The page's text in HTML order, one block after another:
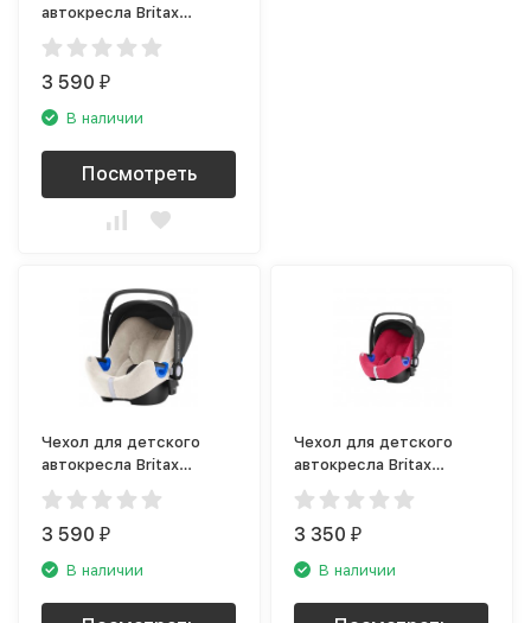
автокресла Britax
Roemer Kidfix SL (SICT),
бежевый
3 590₽
В наличии
Посмотреть
Чехол для детского
автокресла Britax
Roemer Baby-Safe i-Size,
бежевый
3 590₽
В наличии
Чехол для детского
автокресла Britax
Roemer Baby-Safe i-Size,
розовый
3 350₽
В наличии